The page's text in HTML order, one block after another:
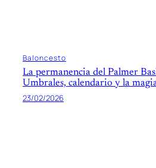
Baloncesto
La permanencia del Palmer
Umbrales, calendario y la
23/02/2026